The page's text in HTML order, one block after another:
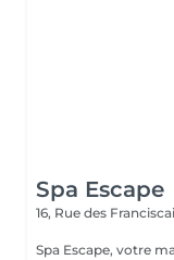
Spa Escape
16, Rue des
Spa Escape, votre